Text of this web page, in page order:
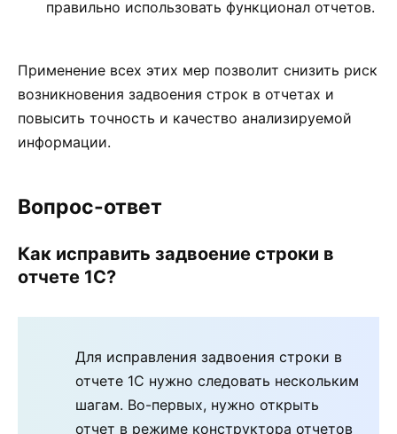
правильно использовать функционал отчетов.
Применение всех этих мер позволит снизить риск
возникновения задвоения строк в отчетах и
повысить точность и качество анализируемой
информации.
Вопрос-ответ
Как исправить задвоение строки в
отчете 1С?
Для исправления задвоения строки в
отчете 1С нужно следовать нескольким
шагам. Во-первых, нужно открыть
отчет в режиме конструктора отчетов